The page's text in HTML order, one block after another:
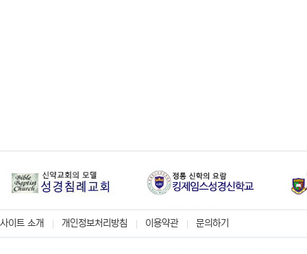
사이트 소개 개인정보처리방침 이용약관 문의하기